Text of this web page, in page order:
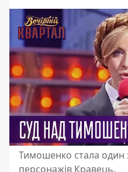
Тимошенко стала один
персонажів Кравець.